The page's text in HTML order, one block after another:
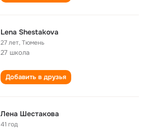
Lena Shestakova
27 лет,Тюмень
27 школа
Добавить в друзья
Лена Шестакова
41 год